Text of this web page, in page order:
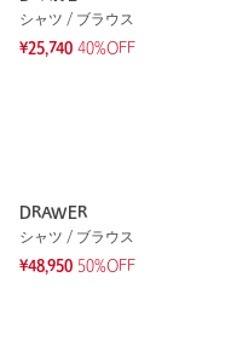
シャツ / ブラウス
¥25,740 40%OFF
DRAWER
シャツ / ブラウス
¥48,950 50%OFF